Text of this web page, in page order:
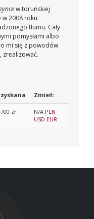
w toruńskiej
w 2008 roku
tłumu. Cały
pomysłami albo
mi się z powodów
zrealizować.
Zmień:
zł N/A PLN
USD EUR